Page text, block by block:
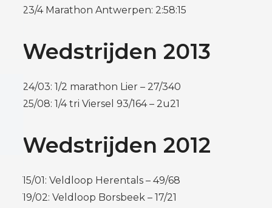
23/4 Marathon Antwerpen: 2:58:15
Wedstrijden 2013
24/03: 1/2 marathon Lier – 27/340
25/08: 1/4 tri Viersel 93/164 – 2u21
Wedstrijden 2012
15/01: Veldloop Herentals – 49/68
19/02: Veldloop Borsbeek – 17/21